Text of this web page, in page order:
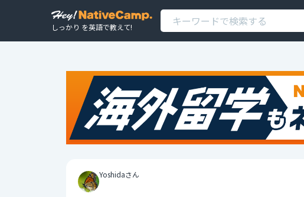
しっかり を英語で教えて!
Yoshidaさん